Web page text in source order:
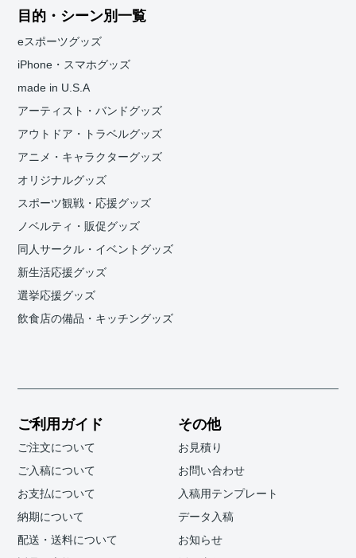
目的・シーン別一覧
eスポーツグッズ
iPhone・スマホグッズ
made in U.S.A
アーティスト・バンドグッズ
アウトドア・トラベルグッズ
アニメ・キャラクターグッズ
オリジナルグッズ
スポーツ観戦・応援グッズ
ノベルティ・販促グッズ
同人サークル・イベントグッズ
新生活応援グッズ
選挙応援グッズ
飲食店の備品・キッチングッズ
ご利用ガイド
ご注文について
ご入稿について
お支払について
納期について
配送・送料について
その他
お見積り
お問い合わせ
入稿用テンプレート
データ入稿
お知らせ